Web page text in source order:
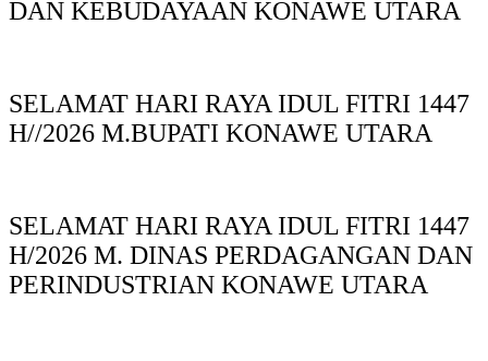
DAN KEBUDAYAAN KONAWE UTARA
SELAMAT HARI RAYA IDUL FITRI 1447
H//2026 M.BUPATI KONAWE UTARA
SELAMAT HARI RAYA IDUL FITRI 1447
H/2026 M. DINAS PERDAGANGAN DAN
PERINDUSTRIAN KONAWE UTARA